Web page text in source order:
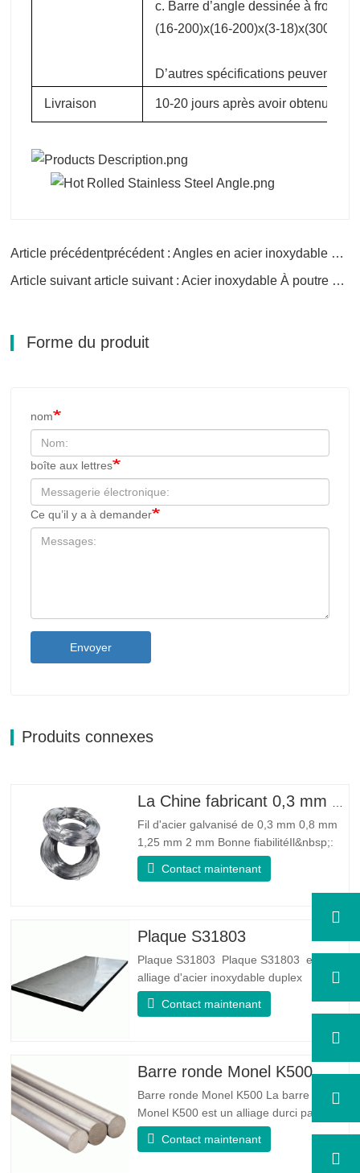
c. Barre d’angle dessinée à froid:
(16-200)x(16-200)x(3-
D’autres spécifications peuvent
Livraison 10-20 jours après avoir obtenu le
Article précédentprécédent : Angles en acier inoxydable Fente barre d’angle perforée
Article suivant article suivant : Acier inoxydable À poutre en W
Forme du produit
nom
boîte aux lettres
Ce qu’il y a à demander
Envoyer
Produits connexes
Fil d'acier galvanisé de 0,3 mm 0,8 mm
1,25 mm 2 mm Bonne fiabilitéIl&nbsp;:
peut améliorer certains nœuds, bavures
et rouille sur le fil d'acier Bonne élasticité
: La ténacité de l'acier galvanisé est très
adaptée à la fabrication de ressorts…
Contact maintenant
Plaque S31803
Plaque S31803 Plaque S31803 est un
alliage d'acier inoxydable duplex
standard de qualité duplex. Il a la
microstructure d'un rapport
austénite/ferrite égal. La feuille SA 240
stabilité mécanique fiable, de ductilité et
la…
Contact maintenant
Barre ronde Monel K500
Barre ronde Monel K500 La barre ronde
Monel K500 est un alliage durci par âge,
dont la composition de base se compose
d'éléments comme le nickel et le cuivre.
Qui combine la résistance à la corrosion
Contact maintenant